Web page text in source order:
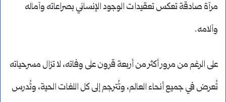
مرآة صادقة تعكس تعقيدات الوجود الإنساني بصراعاته وآماله
وآلامه.
على الرغم من مرور أكثر من أربعة قرون على وفاته، لا تزال مسرحياته
تُعرض في جميع أنحاء العالم، وتُترجم إلى كل اللغات الحية، وتُدرس